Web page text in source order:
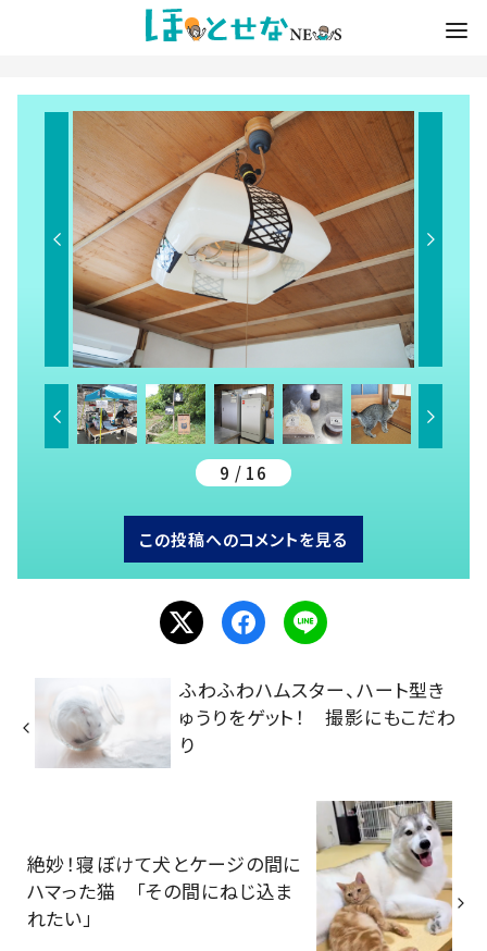
9 / 16
この投稿へのコメントを見る
ふわふわハムスター、ハート型き
ゅうりをゲット！ 撮影にもこだわ
り
絶妙！寝ぼけて犬とケージの間に
ハマった猫 「その間にねじ込ま
れたい」